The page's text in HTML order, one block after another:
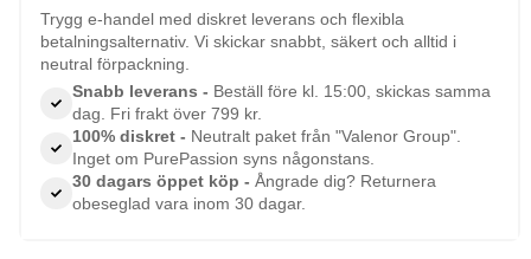
Trygg e-handel med diskret leverans och flexibla
betalningsalternativ. Vi skickar snabbt, säkert och alltid i
neutral förpackning.
Snabb leverans - Beställ före kl. 15:00, skickas samma
dag. Fri frakt över 799 kr.
100% diskret - Neutralt paket från "Valenor Group".
Inget om PurePassion syns någonstans.
30 dagars öppet köp - Ångrade dig? Returnera
obeseglad vara inom 30 dagar.